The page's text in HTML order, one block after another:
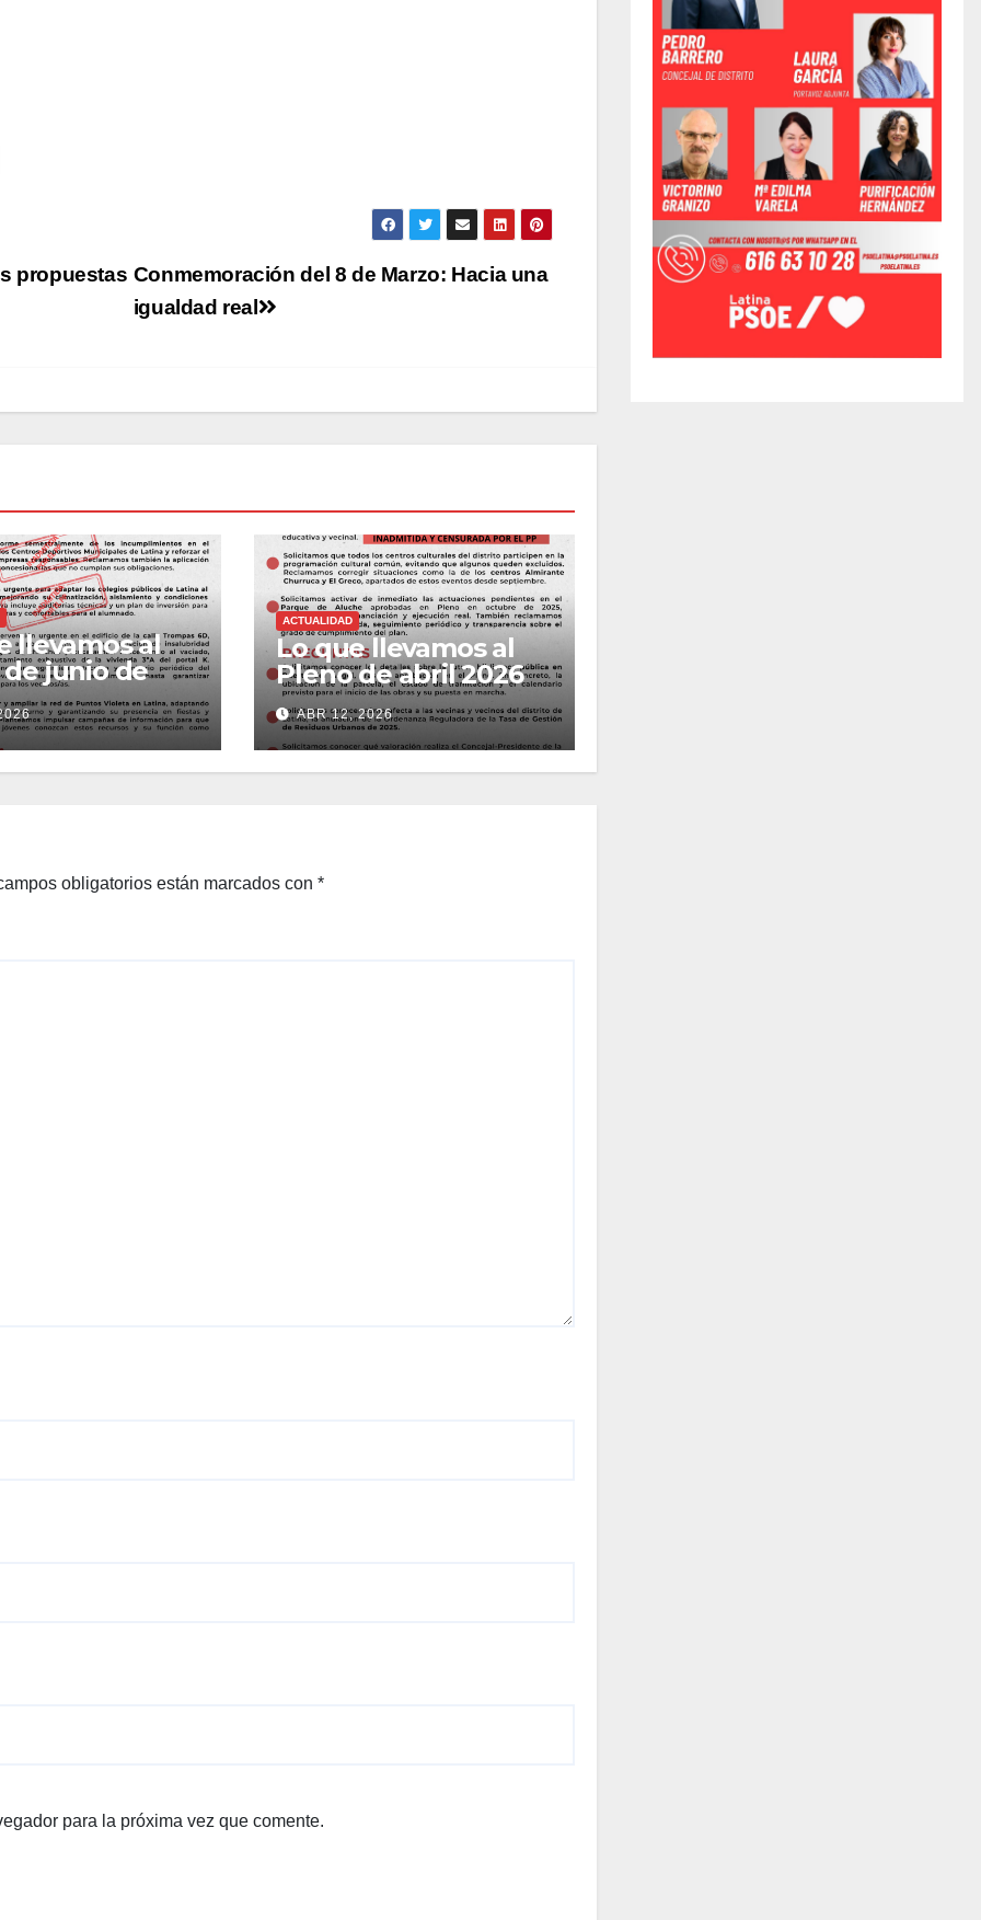
Conmemoración del 8 de Marzo: Hacia una
igualdad real
propuestas
llevamos al
junio de
ACTUALIDAD
Lo que llevamos al
Pleno de abril 2026
ABR 12, 2026
obligatorios están marcados con *
para la próxima vez que comente.